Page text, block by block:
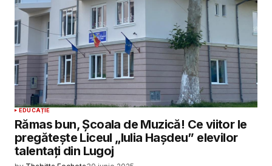
EDUCAȚIE
Rămas bun, Școala de Muzică! Ce viitor le
pregătește Liceul „Iulia Hașdeu” elevilor
talentați din Lugoj